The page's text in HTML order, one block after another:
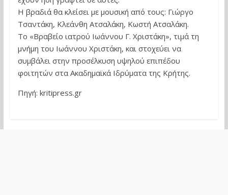
Η βραδιά θα κλείσει με μουσική από τους: Γιώργο
Τσαντάκη, Κλεάνθη Ατσαλάκη, Κωστή Ατσαλάκη.
Το «Βραβείο ιατρού Ιωάννου Γ. Χριστάκη», τιμά τη
μνήμη του Ιωάννου Χριστάκη, και στοχεύει να
συμβάλει στην προσέλκυση υψηλού επιπέδου
φοιτητών στα Ακαδημαϊκά Ιδρύματα της Κρήτης.
Πηγή: kritipress.gr